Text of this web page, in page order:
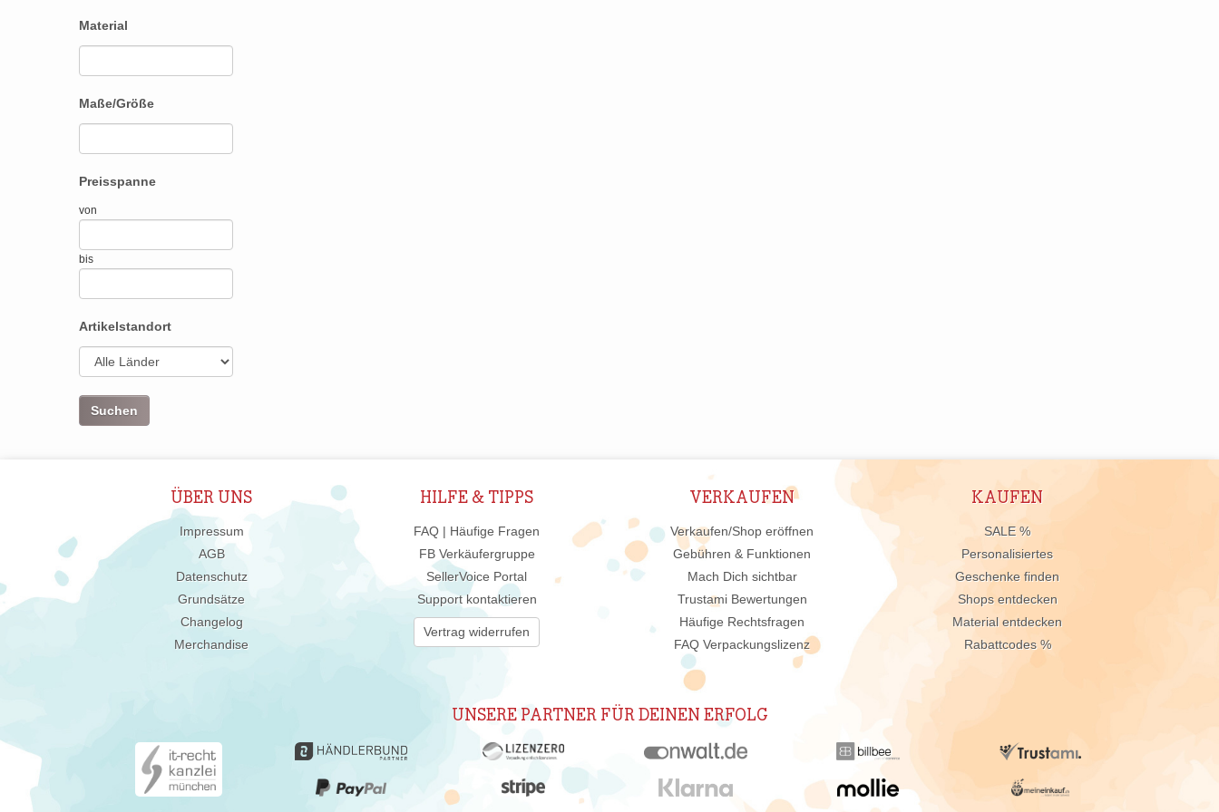
Material
Maße/Größe
Preisspanne
von
bis
Artikelstandort
ÜBER UNS
Impressum
AGB
Datenschutz
Grundsätze
Changelog
Merchandise
HILFE & TIPPS
FAQ | Häufige Fragen
FB Verkäufergruppe
SellerVoice Portal
Support kontaktieren
Vertrag widerrufen
VERKAUFEN
Verkaufen/Shop eröffnen
Gebühren & Funktionen
Mach Dich sichtbar
Trustami Bewertungen
Häufige Rechtsfragen
FAQ Verpackungslizenz
KAUFEN
SALE %
Personalisiertes
Geschenke finden
Shops entdecken
Material entdecken
Rabattcodes %
UNSERE PARTNER FÜR DEINEN ERFOLG